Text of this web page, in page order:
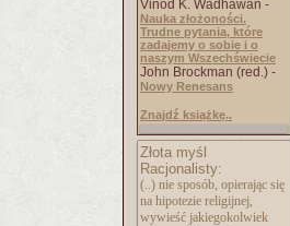
Vinod K. Wadhawan -
Nauka złożoności.
Trudne pytania, które
zadajemy o sobie i o
naszym Wszechświecie
John Brockman (red.) -
Nowy Renesans
Znajdź książkę..
Złota myśl
Racjonalisty:
(..) nie sposób, opierając się
na hipotezie religijnej,
wywieść jakiegokolwiek